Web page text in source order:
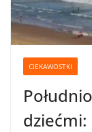
CIEKAWOSTKI
dziećmi: